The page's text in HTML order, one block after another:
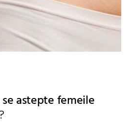
astepte femeile